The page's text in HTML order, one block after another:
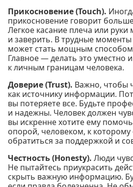
Прикосновение (Touch).
прикосновение говорит
Легкое касание плеча или руки
и заверить. В трудные
может стать мощным
Главное — делать это уместно
к личным границам человека.
Доверие (Trust). Важно, чтобы
как источнику информации.
вы потеряете все. Будьте
и надежны. Человек должен
вы искренне хотите ему
опорой, человеком, к
обратиться за поддержкой и
Честность (Honesty). Люди
Не пытайтесь приукрасить
скрыть важную информацию.